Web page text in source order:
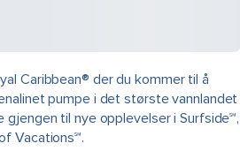
Caribbean® der du kommer til å
pumpe i det største vannlandet
til nye opplevelser i Surfside℠,
Vacations℠.